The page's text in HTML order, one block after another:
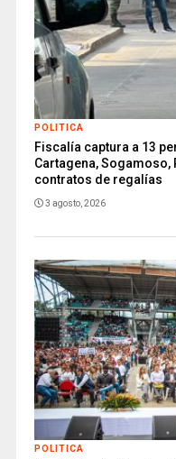
POLITICA
Fiscalía captura a 13
Cartagena,
contratos de regalías
3 agosto, 2026
POLITICA